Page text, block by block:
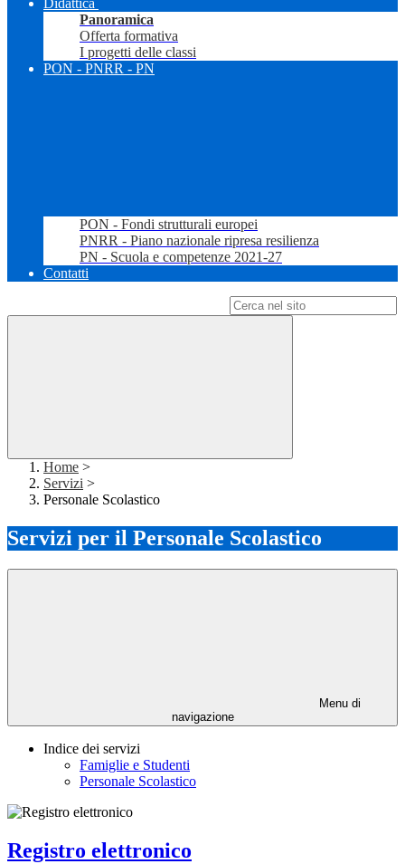
Didattica
Panoramica
Offerta formativa
I progetti delle classi
PON - PNRR - PN
PON - Fondi strutturali europei
PNRR - Piano nazionale ripresa resilienza
PN - Scuola e competenze 2021-27
Contatti
Home >
Servizi >
Personale Scolastico
Servizi per il Personale Scolastico
Menu di
navigazione
Indice dei servizi
Famiglie e Studenti
Personale Scolastico
Registro elettronico